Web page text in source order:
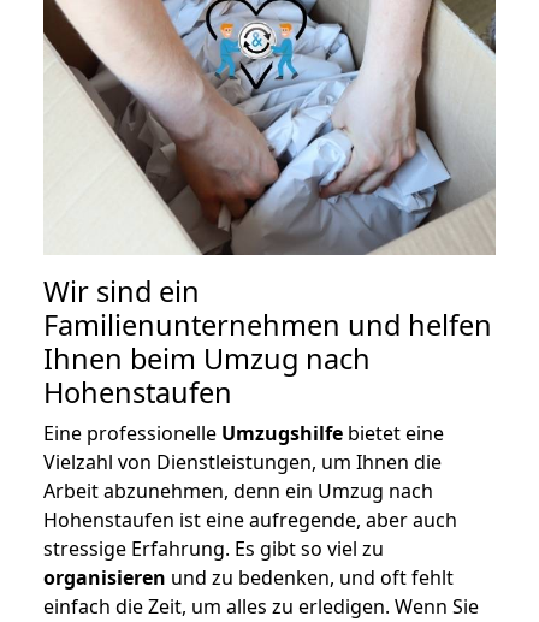
Wir sind ein
Familienunternehmen und helfen
Ihnen beim Umzug nach
Hohenstaufen
Eine professionelle Umzugshilfe bietet eine
Vielzahl von Dienstleistungen, um Ihnen die
Arbeit abzunehmen, denn ein Umzug nach
Hohenstaufen ist eine aufregende, aber auch
stressige Erfahrung. Es gibt so viel zu
organisieren und zu bedenken, und oft fehlt
einfach die Zeit, um alles zu erledigen. Wenn Sie